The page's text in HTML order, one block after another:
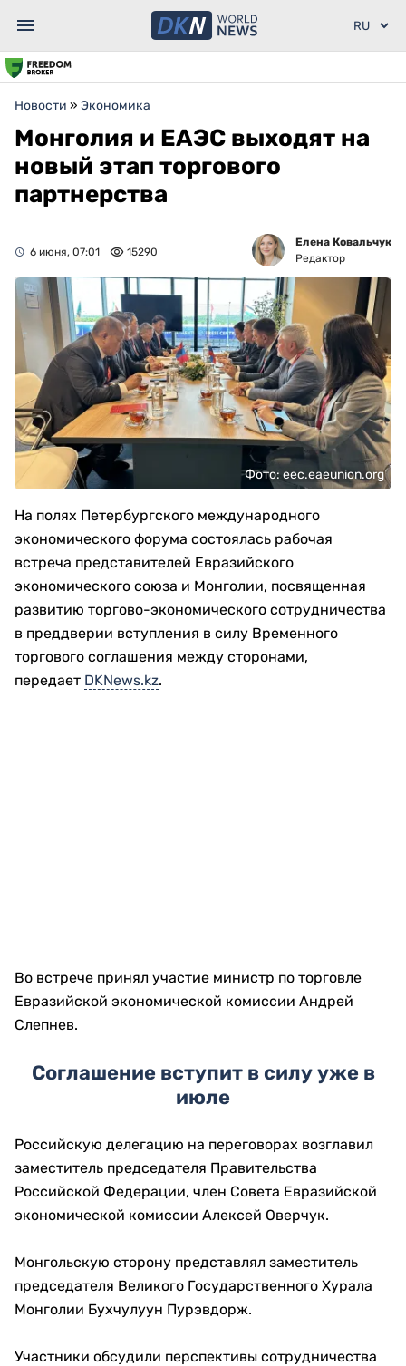
Новости » Экономика
Монголия и ЕАЭС выходят на
новый этап торгового
партнерства
6 июня, 07:01 15290
Елена Ковальчук
Редактор
Фото: eec.eaeunion.org
На полях Петербургского международного
экономического форума состоялась рабочая
встреча представителей Евразийского
экономического союза и Монголии, посвященная
развитию торгово-экономического сотрудничества
в преддверии вступления в силу Временного
торгового соглашения между сторонами,
передает DKNews.kz.
Во встрече принял участие министр по торговле
Евразийской экономической комиссии Андрей
Слепнев.
Соглашение вступит в силу уже в
июле
Российскую делегацию на переговорах возглавил
заместитель председателя Правительства
Российской Федерации, член Совета Евразийской
экономической комиссии Алексей Оверчук.
Монгольскую сторону представлял заместитель
председателя Великого Государственного Хурала
Монголии Бухчулуун Пурэвдорж.
Участники обсудили перспективы сотрудничества